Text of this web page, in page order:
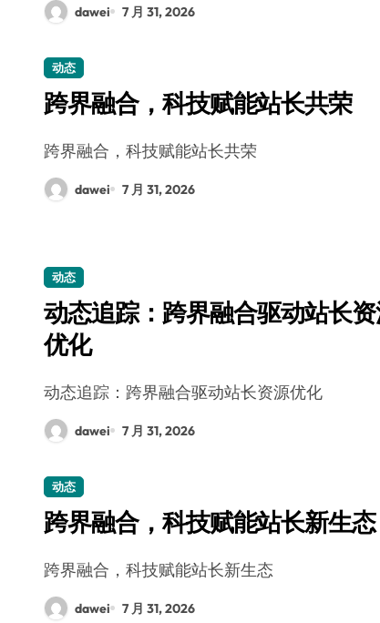
dawei 7 月 31, 2026
动态
跨界融合，科技赋能站长共荣
跨界融合，科技赋能站长共荣
dawei 7 月 31, 2026
动态
动态追踪：跨界融合驱动站长
优化
动态追踪：跨界融合驱动站长资源优化
dawei 7 月 31, 2026
动态
跨界融合，科技赋能站长新生态
跨界融合，科技赋能站长新生态
dawei 7 月 31, 2026